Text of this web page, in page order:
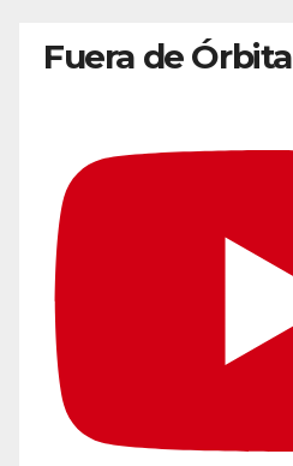
Fuera de Órbita